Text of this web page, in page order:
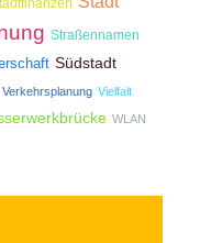
Straßennamen
Südstadt
Verkehrsplanung Vielfalt
WLAN